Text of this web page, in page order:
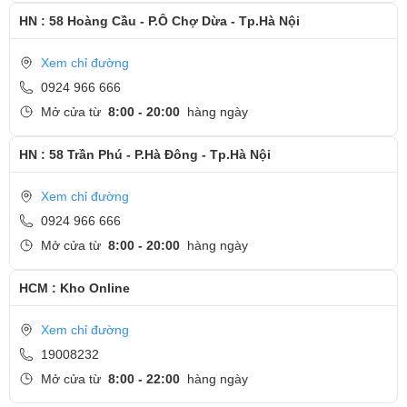
MSI Shift, tùy chỉnh hiệu năng linh hoạt
Như thường lệ thì MSI GF63 vẫn có 3 chế độ tùy chỉnh hiệu
năng nhanh, có thể chuyển đổi qua lại chỉ với phím MSI Shift.
Đó là chế độ Sport, dành cho khi cần chơi game; chế độ
Comfort lúc sử dụng bình thường và chế độ Eco để tiết kiệm
pin. Sự chuyển đổi sẽ giúp bạn tối ưu nguồn lực và thời lượng
pin khi sử dụng ở các nhu cầu khác nhau.
HN : 58 Hoàng Cầu - P.Ô Chợ Dừa - Tp.Hà Nội
Xem chỉ đường
0924 966 666
Mở cửa từ 8:00 - 20:00 hàng ngày
HN : 58 Trần Phú - P.Hà Đông - Tp.Hà Nội
Xem chỉ đường
0924 966 666
Mở cửa từ 8:00 - 20:00 hàng ngày
HCM : Kho Online
Xem chỉ đường
19008232
Mở cửa từ 8:00 - 22:00 hàng ngày